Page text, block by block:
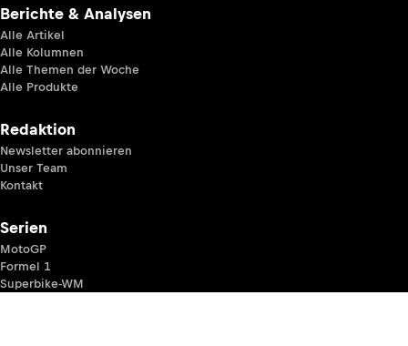
Berichte & Analysen
Alle Artikel
Alle Kolumnen
Alle Themen der Woche
Alle Produkte
Redaktion
Newsletter abonnieren
Unser Team
Kontakt
Serien
MotoGP
Formel 1
Superbike-WM